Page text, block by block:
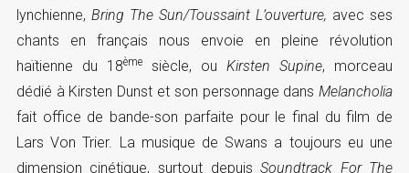
lynchienne, Bring The Sun/Toussaint L’ouverture, avec ses
chants en français nous envoie en pleine révolution
haïtienne du 18èmesiècle, ouKirsten Supine, morceau
dédié à Kirsten Dunst et son personnage dansMelancholia
fait office de bande-son parfaite pour le final du film de
Lars Von Trier. La musique de Swans a toujours eu une
dimension cinétique, surtout depuisSoundtrack For The